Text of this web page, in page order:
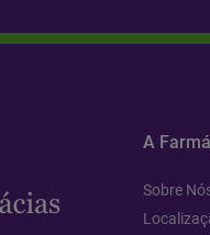
A
Sobre